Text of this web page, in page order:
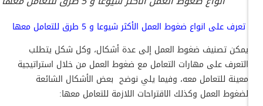
تعرف علىانواع ضغوط العملالأكثر شيوعا و 5 طرق للتعامل معها
يمكن تصنيف ضغوط العمل إلى عدة أشكال، وكل شكل يتطلب
التعرف على مهارات التعامل مع ضغوط العمل من خلال استراتيجية
معينة للتعامل معه، وفيما يلي نوضح بعض الأشكال الشائعة
لضغوط العمل وكذلك الاقتراحات اللازمة للتعامل معها: